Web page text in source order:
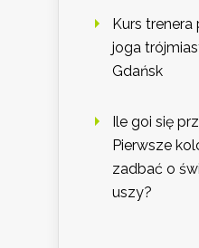
Kurs trenera
joga
Gdańsk
Ile goi się
Pierwsze
zadbać o
uszy?